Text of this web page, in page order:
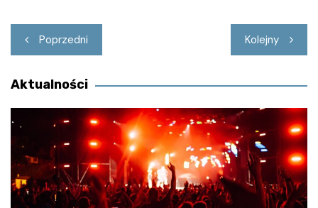
Nawigacja
wpisu
Poprzedni Kolejny
Aktualności